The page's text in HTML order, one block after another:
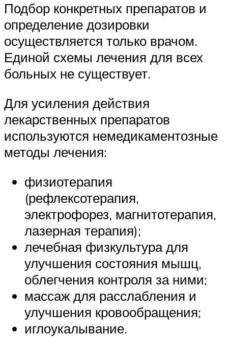
Подбор конкретных препаратов и
определение дозировки
осуществляется только врачом.
Единой схемы лечения для всех
больных не существует.
Для усиления действия
лекарственных препаратов
используются немедикаментозные
методы лечения:
физиотерапия
(рефлексотерапия,
электрофорез, магнитотерапия,
лазерная терапия);
лечебная физкультура для
улучшения состояния мышц,
облегчения контроля за ними;
массаж для расслабления и
улучшения кровообращения;
иглоукалывание.